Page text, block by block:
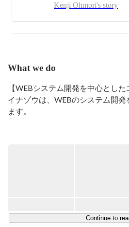
Kenji Ohmori's story
What we do
【WEBシステム開発を中心とした
イナゾウは、WEBのシステム開
ます。
もあります！）
Continue to